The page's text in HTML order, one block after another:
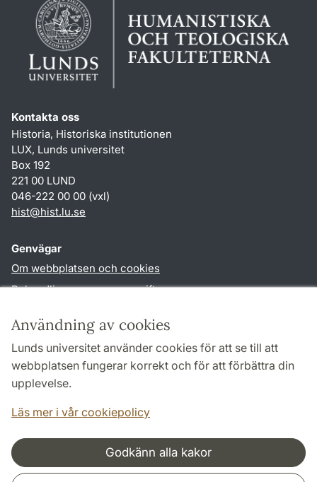
Användning av cookies
Lunds universitet använder cookies för att se till att
webbplatsen fungerar korrekt och för att förbättra din
upplevelse.
Läs mer i vår cookiepolicy
Godkänn alla kakor
Kontakta oss
Historia, Historiska institutionen
LUX, Lunds universitet
Box 192
221 00 LUND
046-222 00 00 (vxl)
hist@hist.lu.se
Genvägar
Om webbplatsen och cookies
Behandling av personuppgifter
TYPO3-login
Följ oss i sociala medier
Samarbeten och nätverk